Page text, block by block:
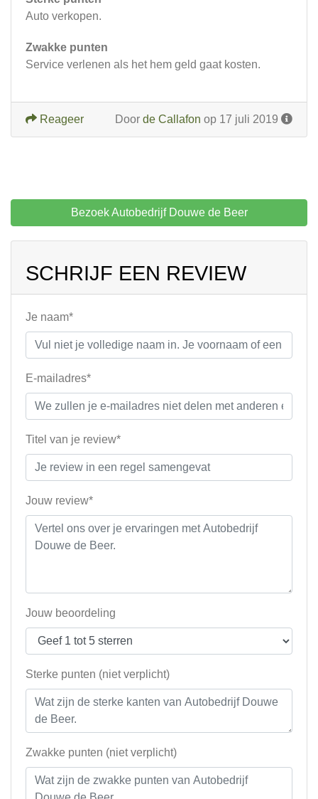
Auto verkopen.
Zwakke punten
Service verlenen als het hem geld gaat kosten.
Door de Callafon op 17 juli 2019
Reageer
Bezoek Autobedrijf Douwe de Beer
SCHRIJF EEN REVIEW
Je naam*
E-mailadres*
Titel van je review*
Jouw review*
Jouw beoordeling
Sterke punten (niet verplicht)
Zwakke punten (niet verplicht)